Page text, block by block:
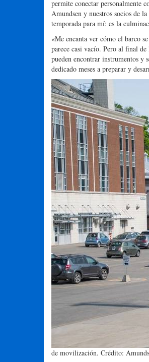
permite conectar personalmente
Amundsen y nuestros socios de
temporada para mí: es la
«Me encanta ver cómo el barco
parece casi vacío. Pero al final
pueden encontrar instrumentos y
dedicado meses a preparar y
de movilización. Crédito: